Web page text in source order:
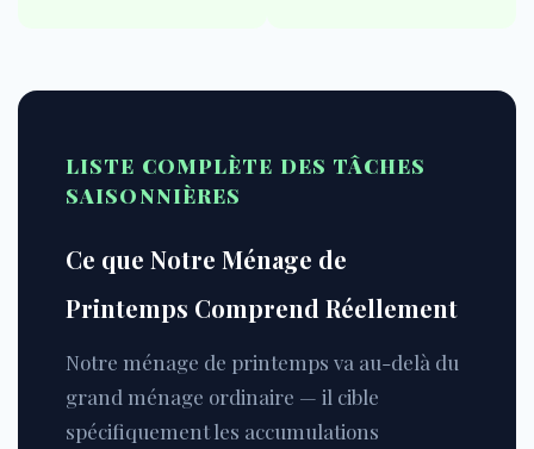
LISTE COMPLÈTE DES TÂCHES
SAISONNIÈRES
Ce que Notre Ménage de
Printemps Comprend Réellement
Notre ménage de printemps va au-delà du
grand ménage ordinaire — il cible
spécifiquement les accumulations